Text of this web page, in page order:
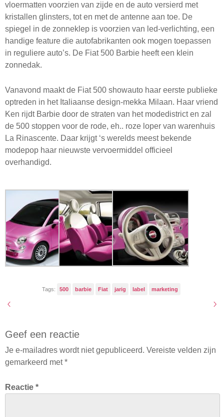
vloermatten voorzien van zijde en de auto versierd met
kristallen glinsters, tot en met de antenne aan toe. De
spiegel in de zonneklep is voorzien van led-verlichting, een
handige feature die autofabrikanten ook mogen toepassen
in reguliere auto’s. De Fiat 500 Barbie heeft een klein
zonnedak.
Vanavond maakt de Fiat 500 showauto haar eerste publieke
optreden in het Italiaanse design-mekka Milaan. Haar vriend
Ken rijdt Barbie door de straten van het modedistrict en zal
de 500 stoppen voor de rode, eh.. roze loper van warenhuis
La Rinascente. Daar krijgt ‘s werelds meest bekende
modepop haar nieuwste vervoermiddel officieel
overhandigd.
Tags: 500 barbie Fiat jarig label marketing
Geef een reactie
Je e-mailadres wordt niet gepubliceerd. Vereiste velden zijn
gemarkeerd met*
Reactie *